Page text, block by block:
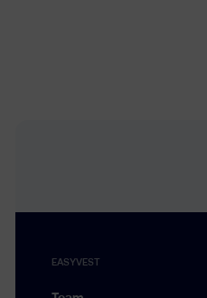
EASYVEST